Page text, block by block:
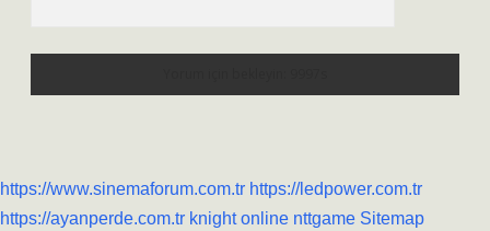
https://www.sinemaforum.com.tr https://ledpower.com.tr
https://ayanperde.com.tr knight online nttgame Sitemap